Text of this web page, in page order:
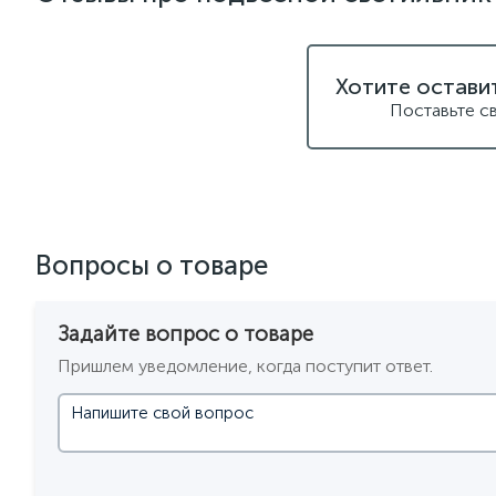
подвесные светильники над барной стойкой
подвесные
Хотите
Поставьте
Вопросы о товаре
Задайте вопрос о товаре
Пришлем уведомление, когда поступит ответ.